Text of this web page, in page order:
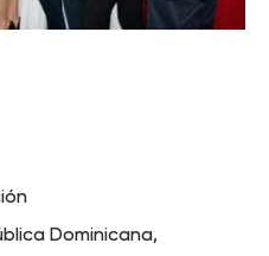
Dominicana,